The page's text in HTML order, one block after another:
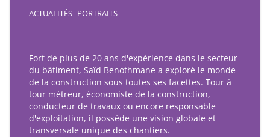
ACTUALITÉS PORTRAITS
Fort de plus de 20 ans d'expérience dans le secteur
du bâtiment, Saïd Benothmane a exploré le monde
de la construction sous toutes ses facettes. Tour à
tour métreur, économiste de la construction,
conducteur de travaux ou encore responsable
d'exploitation, il possède une vision globale et
transversale unique des chantiers.